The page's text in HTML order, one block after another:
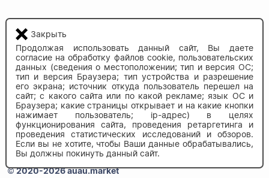
Напишите нам
info@auau.market
236027, г.Калининград
ул.Калязинская 6, оф. 2
© 2020-2026 auau.market
Закрыть
Продолжая использовать данный сайт, Вы даете
согласие на обработку файлов cookie, пользовательских
данных (сведения о местоположении; тип и версия ОС;
тип и версия Браузера; тип устройства и разрешение
его экрана; источник откуда пользователь перешел на
сайт; с какого сайта или по какой рекламе; язык ОС и
Браузера; какие страницы открывает и на какие кнопки
нажимает пользователь; ip-адрес) в целях
функционирования сайта, проведения ретаргетинга и
проведения статистических исследований и обзоров.
Если вы не хотите, чтобы Ваши данные обрабатывались,
Вы должны покинуть данный сайт.